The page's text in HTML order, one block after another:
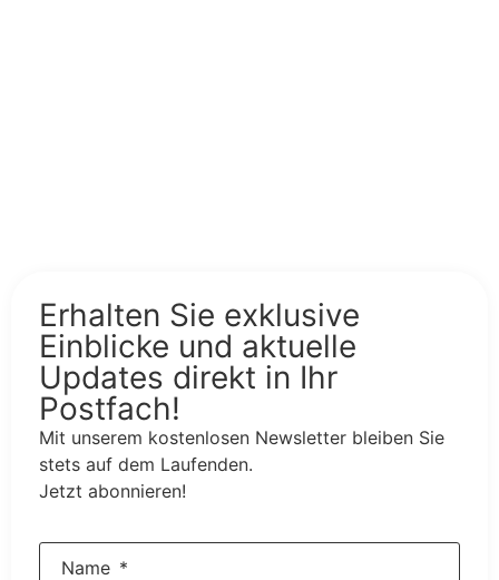
Erhalten Sie exklusive
Einblicke und aktuelle
Updates direkt in Ihr
Postfach!
Mit unserem kostenlosen Newsletter bleiben Sie
stets auf dem Laufenden.
Jetzt abonnieren!
Name